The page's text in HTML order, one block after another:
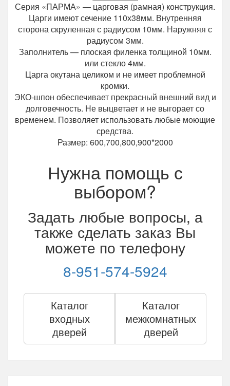
Optima
Porte
Парма
Серия «ПАРМА» — царговая (рамная) конструкция.
Царги имеют сечение 110х38мм. Внутренняя
сторона скруленная с радиусом 10мм. Наружняя с
радиусом 3мм.
Заполнитель — плоская филенка толщиной 10мм.
или стекло 4мм.
Царга окутана целиком и не имеет проблемной
кромки.
ЭКО-шпон обеспечивает прекрасный внешний вид и
долговечность. Не выцветает и не выгорает со
временем. Позволяет использовать любые моющие
средства.
Размер: 600,700,800,900*2000
Нужна помощь с
выбором?
Задать любые вопросы, а
также сделать заказ Вы
можете по телефону
8-951-574-5924
Каталог
входных
дверей
Каталог
межкомнатных
дверей